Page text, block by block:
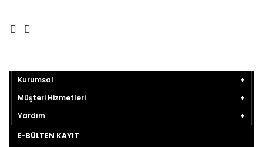
Kurumsal
Müşteri Hizmetleri
Yardım
E-BÜLTEN KAYIT